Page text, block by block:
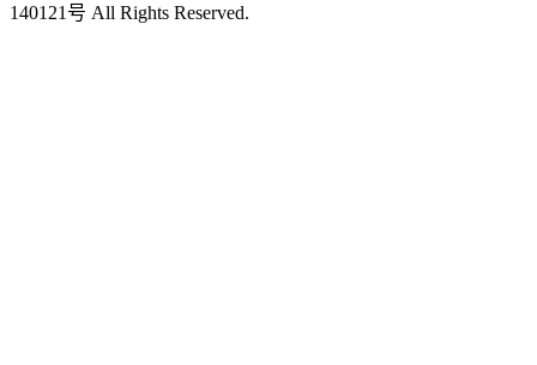
140121号 All Rights Reserved.